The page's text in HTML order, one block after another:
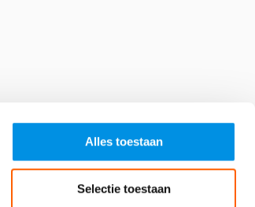
Alles toestaan
Selectie toestaan